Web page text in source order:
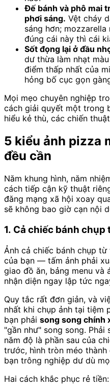
Đế bánh và phô mai
phơi sáng. Vệt cháy
sáng hơn;
đúng cái này thì cái
Sốt đọng lại ở đầu
dư thừa làm nhạt
điểm thấp nhất của
hỏng bố cục gọn
Mọi mẹo chuyên nghiệp
cách giải quyết một trong
hiểu kẻ thù, các chiến
5 kiểu ảnh pizza
đều cần
Năm khung hình, năm
cách tiếp cận kỹ thuật
đăng mạng xã hội xoay
sẽ không bao giờ cạn nội
1. Cả chiếc bánh
Ảnh cả chiếc bánh chụp
của bạn — tấm ảnh phải
giao đồ ăn, bảng menu và
nhận diện ngay lập tức
Quy tắc rất đơn giản, và
nhất khi chụp ảnh tại tiệm
bạn phải song song chính
"gần như" song song. Phải
năm độ là phần sau của
trước, hình tròn méo
bạn trông nghiệp dư dù
Hai cách khắc phục rẻ tiền: